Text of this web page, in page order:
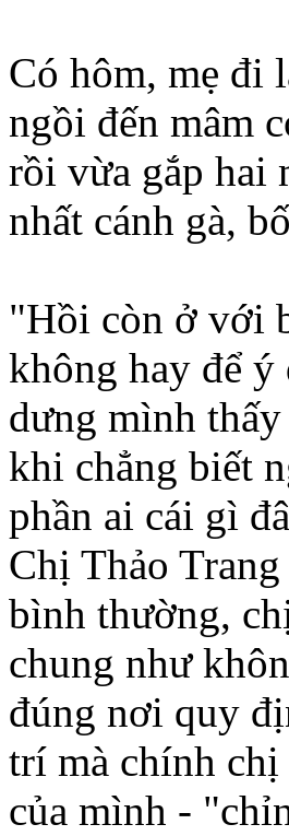
Có hôm, mẹ đi
ngồi đến mâm
rồi vừa gắp hai
nhất cánh gà,
"Hồi còn ở với
không hay để
dưng mình
khi chẳng biết
phần ai cái gì
Chị Thảo
bình thường,
chung như
đúng nơi quy
trí mà chính
của mình -